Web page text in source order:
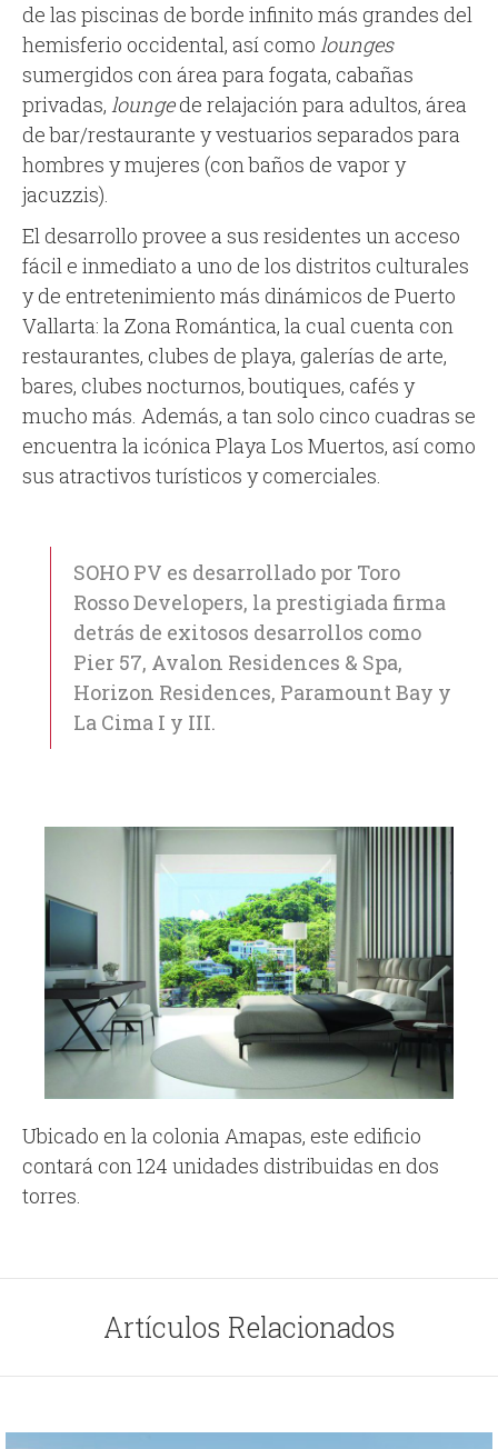
de las piscinas de borde infinito más grandes del
hemisferio occidental, así como lounges
sumergidos con área para fogata, cabañas
privadas, loungede relajación para adultos, área
de bar/restaurante y vestuarios separados para
hombres y mujeres (con baños de vapor y
jacuzzis).
El desarrollo provee a sus residentes un acceso
fácil e inmediato a uno de los distritos culturales
y de entretenimiento más dinámicos de Puerto
Vallarta: la Zona Romántica, la cual cuenta con
restaurantes, clubes de playa, galerías de arte,
bares, clubes nocturnos, boutiques, cafés y
mucho más. Además, a tan solo cinco cuadras se
encuentra la icónica Playa Los Muertos, así como
sus atractivos turísticos y comerciales.
SOHO PV es desarrollado por Toro
Rosso Developers, la prestigiada firma
detrás de exitosos desarrollos como
Pier 57, Avalon Residences & Spa,
Horizon Residences, Paramount Bay y
La Cima I y III.
Ubicado en la colonia Amapas, este edificio
contará con 124 unidades distribuidas en dos
torres.
Artículos Relacionados